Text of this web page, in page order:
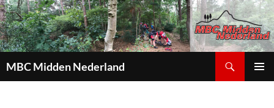
MBC Midden Nederland